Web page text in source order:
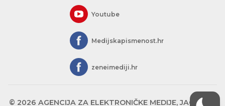
Youtube
Medijskapismenost.hr
zeneimediji.hr
© 2026 AGENCIJA ZA ELEKTRONIČKE MEDIJE, JAGIĆEVA